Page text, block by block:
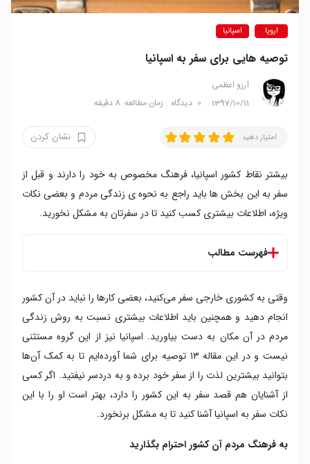
اروپا اسپانیا
توصیه هایی برای سفر به اسپانیا
آرزو اعظمی
1397/10/11
0 دیدگاه زمان مطالعه: 8 دقیقه
امتیاز دهید نشان کردن
بیشتر نقاط کشور اسپانیا، فرهنگ مخصوص به خود را دارند و قبل از
سفر به این بخش ها باید راجع به نحوه ی زندگی مردم و بعضی نکات
ویژه، اطلاعات بیشتری کسب کنید تا در سفرتان به مشکل نخورید.
فهرست مطالب
حواستان به مالیات بر ارزش افزوده باشد
تاریخ تعطیلات رسمی را چک کنید
در مواقع اضطراری با ۱۱۲ تماس بگیرید
کمی اسپانیایی یاد بگیرید
اما انتظار نداشته باشید همه مردم اسپانیایی صحبت کنند
مراقب کیف پولتان باشید
جنبش های استقلال طلبانه منطقه ای را محترم بشمارید
بحث جنگ داخلی اسپانیا را پیش نکشید
فرق بین پلیس ملی و گارد مدنی را بدانید
تولدتان شاید برایتان گران تمام شود
وقتی به کشوری خارجی سفر می‌کنید، بعضی کارها را نباید در آن کشور
انجام دهید و همچنین باید اطلاعات بیشتری نسبت به روش زندگی
مردم در آن مکان به دست بیاورید. اسپانیا نیز از این گروه مستثنی
نیست و در این مقاله ۱۳ توصیه برای شما آورده‌ایم تا به کمک آن‌ها
بتوانید بیشترین لذت را از سفر خود برده و به دردسر نیفتید. اگر کسی
از آشنایان هم قصد سفر به این کشور را دارد، بهتر است او را با این
نکات سفر به اسپانیا آشنا کنید تا به مشکل برنخورد.
به فرهنگ مردم آن کشور احترام بگذارید